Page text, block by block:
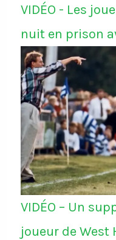
VIDÉO - Les
nuit en prison
VIDÉO – Un
joueur de